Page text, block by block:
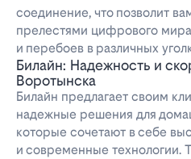
соединение, что позволит
прелестями цифрового
и перебоев в различных
Билайн: Надежность и
Воротынска
Билайн предлагает своим
надежные решения для
которые сочетают в себе
и современные технологии.